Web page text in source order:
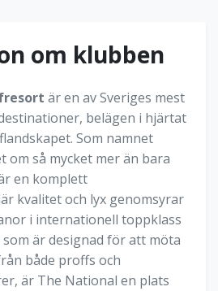
om klubben
är en av Sveriges mest
belägen i hjärtat
Som namnet
om så mycket mer än bara
en komplett
kvalitet och lyx genomsyrar
i internationell toppklass
är designad för att möta
både proffs och
är The National en plats